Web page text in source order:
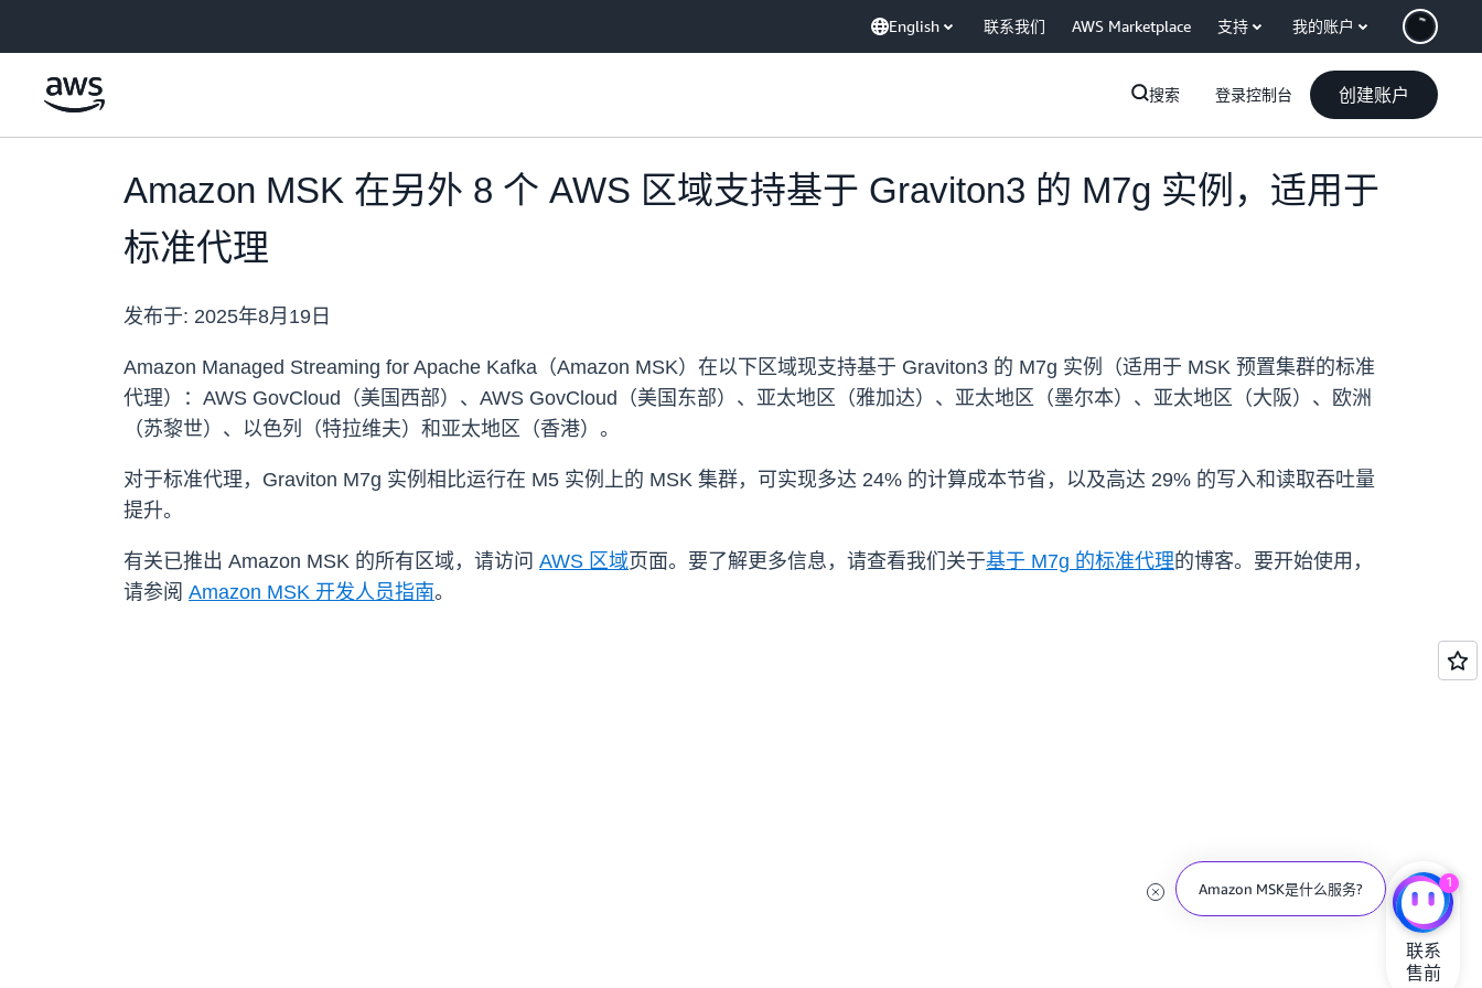
English 联系我们 AWS Marketplace 支持 我的账户
搜索 登录控制台 创建账户
Amazon MSK 在另外 8 个 AWS 区域支持基于 Graviton3 的 M7g 实例，适用于
标准代理
发布于: 2025年8月19日
Amazon Managed Streaming for Apache Kafka（Amazon MSK）在以下区域现支持基于 Graviton3 的 M7g 实例（适用于 MSK 预置集群的标准
代理）：AWS GovCloud（美国西部）、AWS GovCloud（美国东部）、亚太地区（雅加达）、亚太地区（墨尔本）、亚太地区（大阪）、欧洲
（苏黎世）、以色列（特拉维夫）和亚太地区（香港）。
对于标准代理，Graviton M7g 实例相比运行在 M5 实例上的 MSK 集群，可实现多达 24% 的计算成本节省，以及高达 29% 的写入和读取吞吐量
提升。
有关已推出 Amazon MSK 的所有区域，请访问 AWS 区域页面。要了解更多信息，请查看我们关于基于 M7g 的标准代理的博客。要开始使用，
请参阅 Amazon MSK 开发人员指南。
Amazon MSK是什么服务? 1
联系
售前